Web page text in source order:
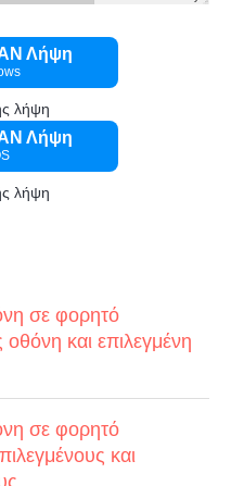
Λήψη
λήψη
Λήψη
λήψη
σε φορητό
και επιλεγμένη
σε φορητό
και